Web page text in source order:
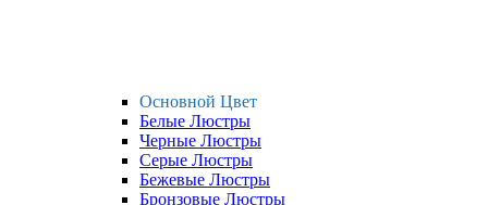
Основной Цвет
Белые Люстры
Черные Люстры
Серые Люстры
Бежевые Люстры
Бронзовые Люстры